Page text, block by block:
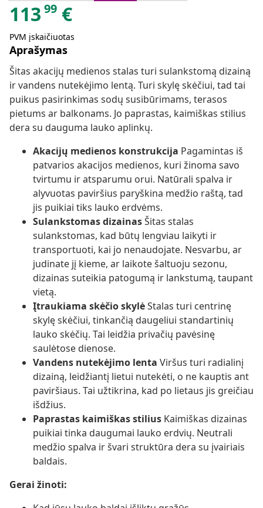
113 99 €
PVM įskaičiuotas
Aprašymas
Šitas akacijų medienos stalas turi sulankstomą dizainą
ir vandens nutekėjimo lentą. Turi skylę skėčiui, tad tai
puikus pasirinkimas sodų susibūrimams, terasos
pietums ar balkonams. Jo paprastas, kaimiškas stilius
dera su dauguma lauko aplinkų.
Akacijų medienos konstrukcija Pagamintas iš
patvarios akacijos medienos, kuri žinoma savo
tvirtumu ir atsparumu orui. Natūrali spalva ir
alyvuotas paviršius paryškina medžio raštą, tad
jis puikiai tiks lauko erdvėms.
Sulankstomas dizainasŠitas stalas
sulankstomas, kad būtų lengviau laikyti ir
transportuoti, kai jo nenaudojate. Nesvarbu, ar
judinate jį kieme, ar laikote šaltuoju sezonu,
dizainas suteikia patogumą ir lankstumą, taupant
vietą.
Įtraukiama skėčio skylėStalas turi centrinę
skylę skėčiui, tinkančią daugeliui standartinių
lauko skėčių. Tai leidžia privačių pavėsinę
saulėtose dienose.
Vandens nutekėjimo lenta Viršus turi radialinį
dizainą, leidžiantį lietui nutekėti, o ne kauptis ant
paviršiaus. Tai užtikrina, kad po lietaus jis greičiau
išdžius.
Paprastas kaimiškas stilius Kaimiškas dizainas
puikiai tinka daugumai lauko erdvių. Neutrali
medžio spalva ir švari struktūra dera su įvairiais
baldais.
Gerai žinoti: